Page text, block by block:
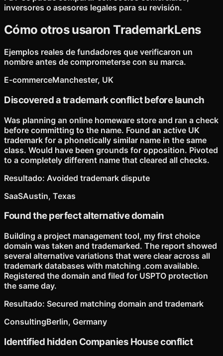
inversores o asesores legales para su revisión.
Cómo otros usaron TrademarkLens
Ejemplos reales de fundadores que verificaron un
nombre antes de comprometerse con su marca.
E-commerceManchester, UK
Discovered a trademark conflict before launch
Was planning an online homeware store and ran a check
before committing to the name. Found an active UK
trademark for a phonetically similar name in the same
class. Would have been grounds for opposition. Pivoted
to a completely different name that cleared all checks.
Resultado: Avoided trademark dispute
SaaSAustin, Texas
Found the perfect alternative domain
Building a project management tool, my first choice
domain was taken and trademarked. The report showed
several alternative variations that were clear across all
trademark databases with matching .com available.
Registered the domain and filed for USPTO protection
the same day.
Resultado: Secured matching domain and trademark
ConsultingBerlin, Germany
Identified hidden Companies House conflict